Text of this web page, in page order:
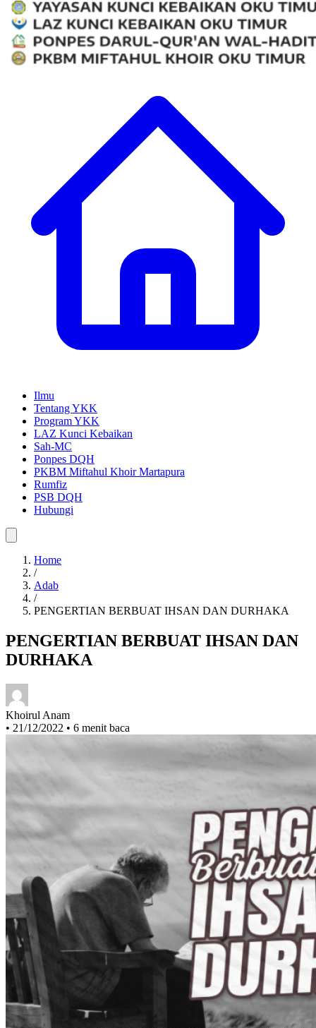
Ilmu
Tentang YKK
Program YKK
LAZ Kunci Kebaikan
Sah-MC
Ponpes DQH
PKBM Miftahul Khoir Martapura
Rumfiz
PSB DQH
Hubungi
Home
/
Adab
/
PENGERTIAN BERBUAT IHSAN DAN DURHAKA
PENGERTIAN BERBUAT IHSAN DAN
DURHAKA
Khoirul Anam
• 21/12/2022 • 6 menit baca